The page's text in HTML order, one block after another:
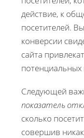
действие, к
посетителей.
конверсии
сайта
потенциальных
Следующей
показатель
сколько
совершив